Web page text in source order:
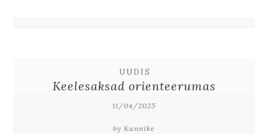
UUDIS
Keelesaksad orienteerumas
11/04/2025
by Kannike